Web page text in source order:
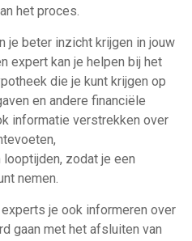
het proces.
je beter inzicht krijgen in jouw
expert kan je helpen bij het
die je kunt krijgen op
en andere financiële
informatie verstrekken over
zodat je een
nemen.
je ook informeren over
gaan met het afsluiten van